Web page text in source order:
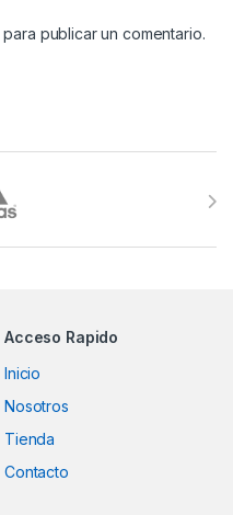
para publicar un comentario.
Acceso Rapido
Inicio
Nosotros
Tienda
Contacto